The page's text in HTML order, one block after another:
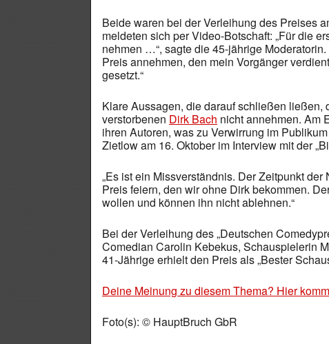
Beide waren bei der Verleihung des Preises
meldeten sich per Video-Botschaft: „Für die
nehmen …“, sagte die 45-jährige
Preis annehmen, den mein Vorgänger
gesetzt.“
Klare Aussagen, die darauf schließen
verstorbenen Dirk Bach nicht annehmen. Am
ihren Autoren, was zu Verwirrung im
Zietlow am 16. Oktober im Interview mit der
„Es ist ein Missverständnis. Der Zeitpunkt
Preis feiern, den wir ohne Dirk bekommen.
wollen und können ihn nicht ablehnen.“
Bei der Verleihung des „Deutschen
Comedian Carolin Kebekus, Schauspielerin
41-Jährige erhielt den Preis als „Bester
Deine Meinung zu diesem Thema? Hier
Foto(s): © HauptBruch GbR